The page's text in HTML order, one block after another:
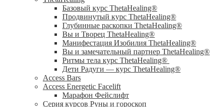
Базовый курс ThetaHealing®
Продвинутый курс ThetaHealing®
Глубинные раскопки ThetaHealing®
Вы и Творец ThetaHealing®
Манифестация Изобилия ThetaHealing®
Вы и замечательный партнер ThetaHealing®
Ритмы тела курс ThetaHealing®
Дети Радуги — курс ThetaHealing®
Access Bars
Access Energetic Facelift
Марафон Фейслифт
Серия курсов Руны и гороскоп